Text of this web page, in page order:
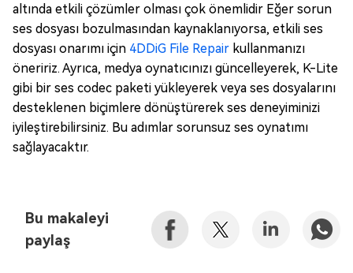
altında etkili çözümler olması çok önemlidir Eğer sorun
ses dosyası bozulmasından kaynaklanıyorsa, etkili ses
dosyası onarımı için 4DDiG File Repair kullanmanızı
öneririz. Ayrıca, medya oynatıcınızı güncelleyerek, K-Lite
gibi bir ses codec paketi yükleyerek veya ses dosyalarını
desteklenen biçimlere dönüştürerek ses deneyiminizi
iyileştirebilirsiniz. Bu adımlar sorunsuz ses oynatımı
sağlayacaktır.
Bu makaleyi
paylaş